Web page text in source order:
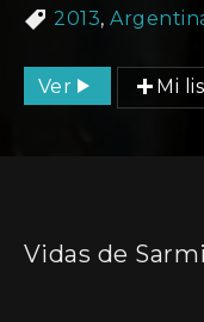
2013,
Ver Mi
Vidas de